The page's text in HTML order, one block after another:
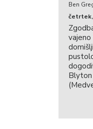
Ben
četrtek,
Blyton